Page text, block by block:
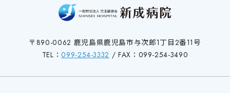
〒890-0062 鹿児島県鹿児島市与次郎1丁目2番11号
TEL： 099-254-3332 / FAX：099-254-3490